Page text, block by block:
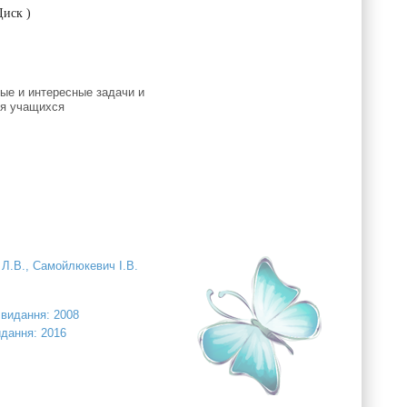
)
и интересные задачи и
учащихся
Л.В., Самойлюкевич І.В.
2008
2016